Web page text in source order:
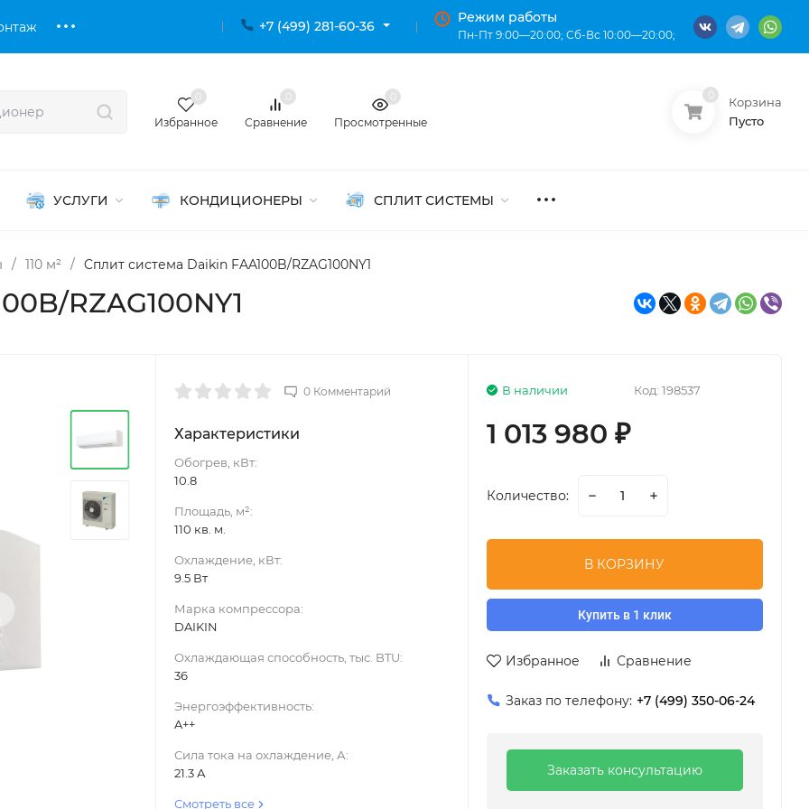
+7 (499) 281-60-36
Режим работы
Пн-Пт 9:00—20:00; Сб-Вс 10:00—20:00;
Избранное Сравнение Просмотренные
Корзина
Пусто
УСЛУГИ КОНДИЦИОНЕРЫ СПЛИТ СИСТЕМЫ
/ 110 м² / Cплит система Daikin FAA100B/RZAG100NY1
RZAG100NY1
0 Комментарий
Характеристики
Обогрев, кВт:
10.8
Площадь, м²:
110 кв. м.
Охлаждение, кВт:
9.5 Вт
Марка компрессора:
DAIKIN
Охлаждающая способность, тыс. BTU:
36
Энергоэффективность:
A++
Сила тока на охлаждение, А:
21.3 А
Смотреть все
Код: 198537
В наличии
1 013 980 ₽
Количество:
В КОРЗИНУ
Купить в 1 клик
Избранное Сравнение
Заказ по телефону: +7 (499) 350-06-24
Заказать консультацию